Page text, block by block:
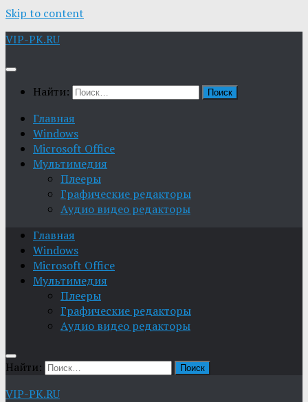
Skip to content
VIP-PK.RU
Найти:
Главная
Windows
Microsoft Office
Мультимедия
Плееры
Графические редакторы
Aудио видео редакторы
Главная
Windows
Microsoft Office
Мультимедия
Плееры
Графические редакторы
Aудио видео редакторы
Найти:
VIP-PK.RU